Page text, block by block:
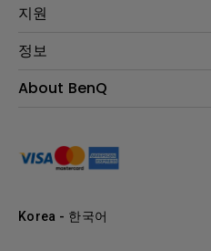
조명
Eye-Care 모니터
e스포츠
비즈니스 디스플레이
지원
문의
서비스센터
정보
프로젝터 거리계산기
About BenQ
사회적 책임
뉴스
Korea - 한국어